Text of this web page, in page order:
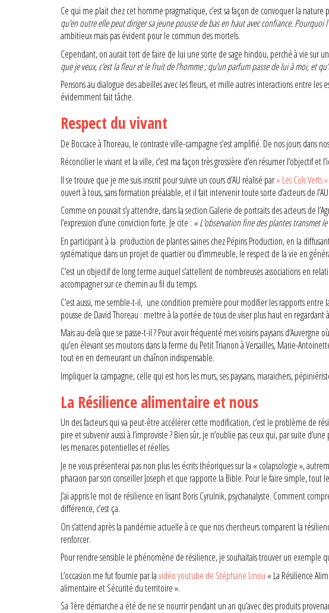
Ce qui me plait chez cet homme pragmatique, c’est sa façon de convoquer la nature
qu’en outre elle peut diriger sa jeune pousse de bas en haut avec confiance.
ambitieux mais pas évident pour le commun des mortels.
Cependant, on aurait tort de faire de lui une sorte de sage hindou, perché à vie sur
que je veux, c’est la fleur et le fruit de l’homme ; qu’un parfum passe de lui à moi, et
Pensons au dialogue des abeilles avec les fleurs, et mille autres interactions entre
évidemment fait tâche.
Respect du vivant
De Boccace à Thoreau, le contraste ville-campagne s’est amplifié. De nos jours
Réconcilier le vivant et la ville, c’est ma façon très grossière d’en résumer l’objectif
Il se trouve que je me suis inscrit pour suivre un cours d’AU réalisé par« Les Cols Verts »
ouvert à tous, sans formation préalable, et il fait intervenir toute sorte d’acteurs de l’AU.
Comme on pouvait s’y attendre, dans la section Galerie de portraits des acteurs de
l’expression d’une conviction forte. Je cite : « L’observation fine des plantes transmet
En participant à la production de plantes saines chez Pépins Production, en la
systématique dans un projet de quartier ou d’immeuble, le respect de la vie en
C’est un objectif de long terme auquel s’attellent de nombreuses associations en
accompagner sur ce chemin au fil du temps.
C’est aussi, me semble-t-il, une condition première pour modifier les rapports entre
pousse de David Thoreau : mettre à la portée de tous de.viser plus haut en regardant
Mais au-delà que se passe-t-il ? Pour avoir fréquenté mes voisins paysans
qu’en élevant ses moutons dans la ferme du Petit Trianon à Versailles, Marie-
tout en en demeurant un chaînon indispensable.
Impliquer la campagne, celle qui est hors les murs, ses paysans, maraichers,
La Résilience alimentaire et nous
Un des facteurs qui va peut-être accélérer cette modification, c’est le problème de
pire et subvenir aussi à l’improviste ? Bien sûr, je n’oublie pas ceux qui, par suite
les menaces potentielles et réelles.
Je ne vous présenterai pas non plus les écrits théoriques sur la « colapsologie »,
pharaon par son conseiller Joseph et que rapporte la Bible. Pour le faire simple, tout
J’ai appris le mot de résilience en lisant Boris Cyrulnik, psychanalyste. Comment
différence, c’est ça.
On s’attend après la pandémie actuelle à ce que nos chercheurs comparent la
renforcer.
Pour rendre sensible le phénomène de résilience, je souhaitais trouver un exemple
L’occasion me fut fournie par lavidéo youtube de Stéphane Linou « La Résilience
alimentaire et Sécurité du territoire ».
Sa 1ère démarche a été de ne se nourrir pendant un an qu’avec des produits